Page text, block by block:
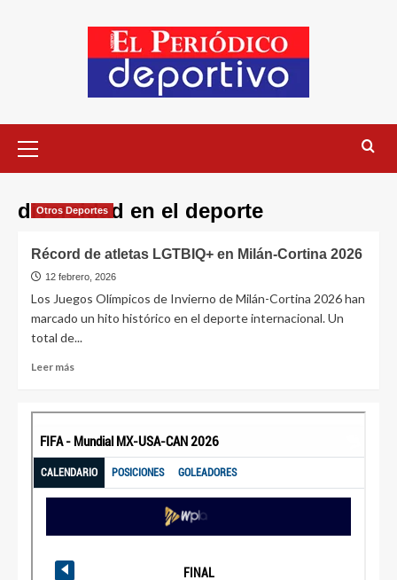
diversidad en el deporte
Otros Deportes
Récord de atletas LGTBIQ+ en Milán-Cortina 2026
12 febrero, 2026
Los Juegos Olímpicos de Invierno de Milán-Cortina 2026 han
marcado un hito histórico en el deporte internacional. Un
total de...
Leer más